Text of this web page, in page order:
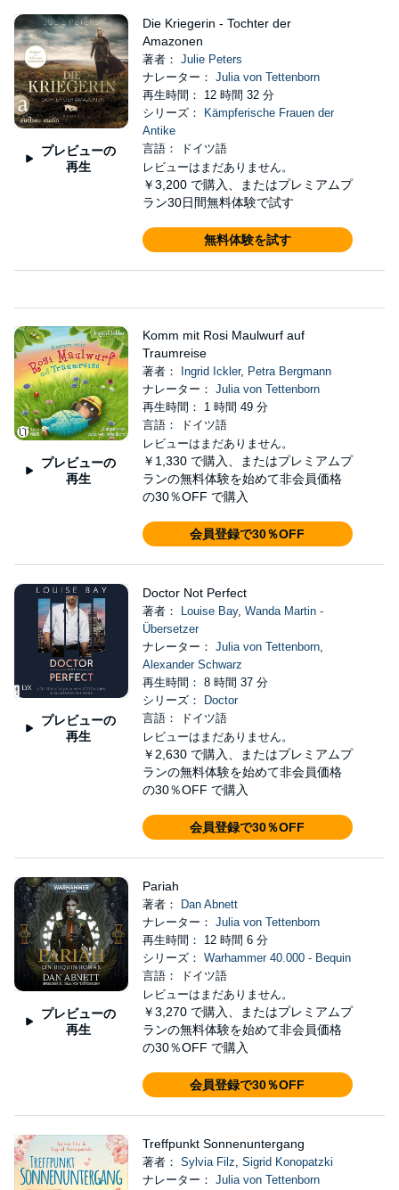
プレビューの
再生
Die Kriegerin - Tochter der
Amazonen
著者： Julie Peters
ナレーター： Julia von Tettenborn
再生時間： 12 時間 32 分
シリーズ：
Kämpferische Frauen der
Antike
言語： ドイツ語
レビューはまだありません。
￥3,200 で購入、またはプレミアムプ
ラン30日間無料体験で試す
無料体験を試す
プレビューの
再生
Komm mit Rosi Maulwurf auf
Traumreise
著者： Ingrid Ickler, Petra Bergmann
ナレーター： Julia von Tettenborn
再生時間： 1 時間 49 分
言語： ドイツ語
レビューはまだありません。
￥1,330 で購入、またはプレミアムプ
ランの無料体験を始めて非会員価格
の30％OFF で購入
会員登録で30％OFF
プレビューの
再生
Doctor Not Perfect
著者： Louise Bay, Wanda Martin -
Übersetzer
ナレーター： Julia von Tettenborn,
Alexander Schwarz
再生時間： 8 時間 37 分
シリーズ：
Doctor
言語： ドイツ語
レビューはまだありません。
￥2,630 で購入、またはプレミアムプ
ランの無料体験を始めて非会員価格
の30％OFF で購入
会員登録で30％OFF
プレビューの
再生
Pariah
著者：
Dan Abnett
ナレーター： Julia von Tettenborn
再生時間： 12 時間 6 分
シリーズ： Warhammer 40.000 - Bequin
言語： ドイツ語
レビューはまだありません。
￥3,270 で購入、またはプレミアムプ
ランの無料体験を始めて非会員価格
の30％OFF で購入
会員登録で30％OFF
Treffpunkt Sonnenuntergang
著者： Sylvia Filz, Sigrid Konopatzki
ナレーター： Julia von Tettenborn